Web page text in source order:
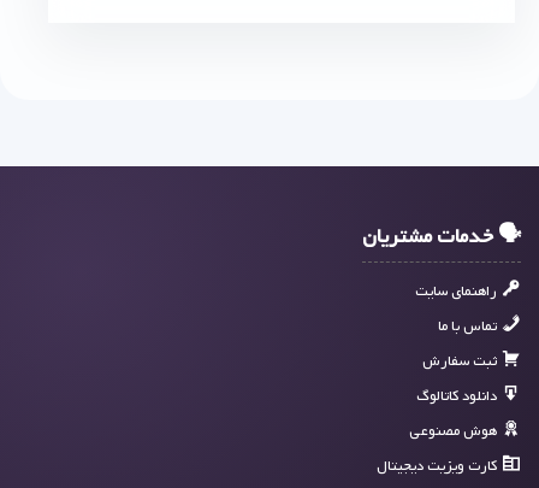
🗣 خدمات مشتریان
راهنمای سایت
تماس با ما
ثبت سفارش
دانلود کاتالوگ
هوش مصنوعی
کارت ویزیت دیجیتال